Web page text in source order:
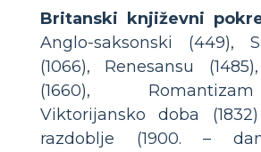
Britanski književni
Anglo-saksonski (449),
(1066), Renesansu
(1660),
Viktorijansko doba
razdoblje (1900. –